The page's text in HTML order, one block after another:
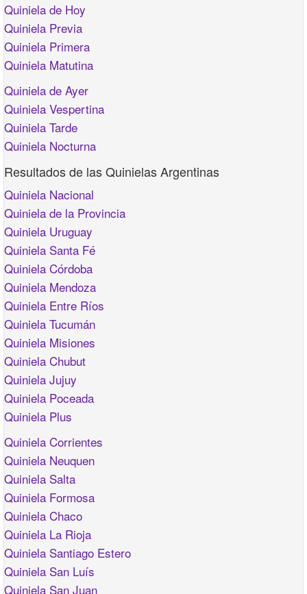
Quiniela de Hoy
Quiniela Previa
Quiniela Primera
Quiniela Matutina
Quiniela de Ayer
Quiniela Vespertina
Quiniela Tarde
Quiniela Nocturna
Resultados de las Quinielas Argentinas
Quiniela Nacional
Quiniela de la Provincia
Quiniela Uruguay
Quiniela Santa Fé
Quiniela Córdoba
Quiniela Mendoza
Quiniela Entre Ríos
Quiniela Tucumán
Quiniela Misiones
Quiniela Chubut
Quiniela Jujuy
Quiniela Poceada
Quiniela Plus
Quiniela Corrientes
Quiniela Neuquen
Quiniela Salta
Quiniela Formosa
Quiniela Chaco
Quiniela La Rioja
Quiniela Santiago Estero
Quiniela San Luís
Quiniela San Juan